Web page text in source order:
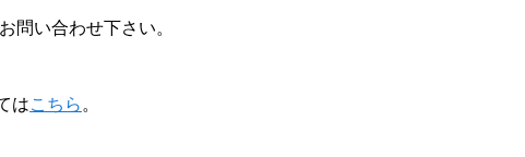
問い合わせ下さい。
はこちら 。